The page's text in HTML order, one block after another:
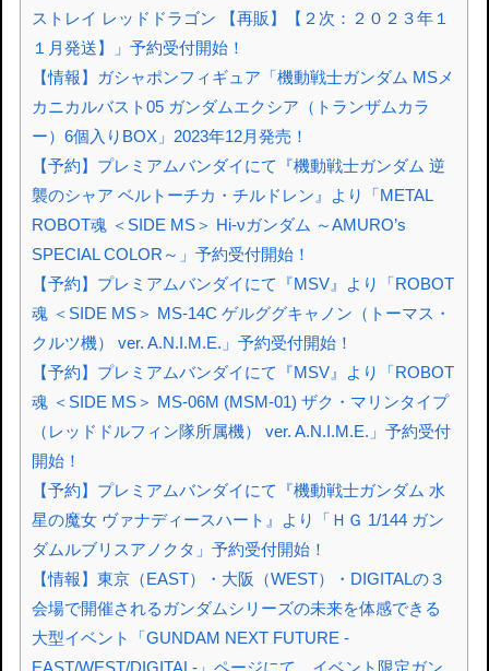
ストレイ レッドドラゴン 【再販】【２次：２０２３年１
１月発送】」予約受付開始！
【情報】ガシャポンフィギュア「機動戦士ガンダム MSメ
カニカルバスト05 ガンダムエクシア（トランザムカラ
ー）6個入りBOX」2023年12月発売！
【予約】プレミアムバンダイにて『機動戦士ガンダム 逆
襲のシャア ベルトーチカ・チルドレン』より「METAL
ROBOT魂 ＜SIDE MS＞ Hi-νガンダム ～AMURO’s
SPECIAL COLOR～」予約受付開始！
【予約】プレミアムバンダイにて『MSV』より「ROBOT
魂 ＜SIDE MS＞ MS-14C ゲルググキャノン（トーマス・
クルツ機） ver. A.N.I.M.E.」予約受付開始！
【予約】プレミアムバンダイにて『MSV』より「ROBOT
魂 ＜SIDE MS＞ MS-06M (MSM-01) ザク・マリンタイプ
（レッドドルフィン隊所属機） ver. A.N.I.M.E.」予約受付
開始！
【予約】プレミアムバンダイにて『機動戦士ガンダム 水
星の魔女 ヴァナディースハート』より「ＨＧ 1/144 ガン
ダムルブリスアノクタ」予約受付開始！
【情報】東京（EAST）・大阪（WEST）・DIGITALの３
会場で開催されるガンダムシリーズの未来を体感できる
大型イベント「GUNDAM NEXT FUTURE -
EAST/WEST/DIGITAL-」ページにて、イベント限定ガン